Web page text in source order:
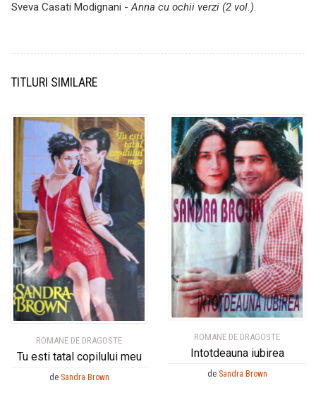
Sveva Casati Modignani -Anna cu ochii verzi (2 vol.).
TITLURI SIMILARE
ROMANE DE DRAGOSTE
Tu esti tatal copilului meu
de Sandra Brown
ROMANE DE DRAGOSTE
Intotdeauna iubirea
de Sandra Brown